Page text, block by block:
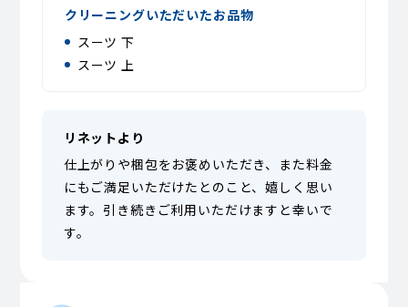
クリーニングいただいたお品物
スーツ 下
スーツ 上
リネットより
仕上がりや梱包をお褒めいただき、また料金
にもご満足いただけたとのこと、嬉しく思い
ます。引き続きご利用いただけますと幸いで
す。